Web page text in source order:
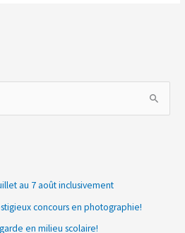
au 7 août inclusivement
concours en photographie!
en milieu scolaire!